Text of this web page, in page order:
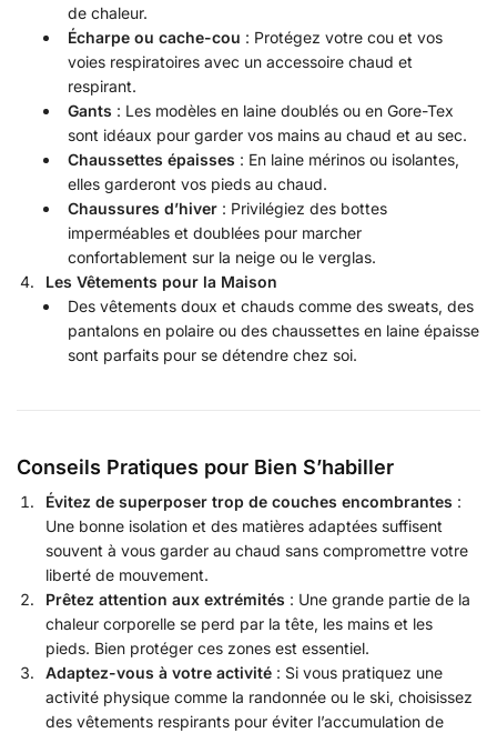
de chaleur.
Écharpe ou cache-cou : Protégez votre cou et vos
voies respiratoires avec un accessoire chaud et
respirant.
Gants : Les modèles en laine doublés ou en Gore-Tex
sont idéaux pour garder vos mains au chaud et au sec.
Chaussettes épaisses : En laine mérinos ou isolantes,
elles garderont vos pieds au chaud.
Chaussures d’hiver : Privilégiez des bottes
imperméables et doublées pour marcher
confortablement sur la neige ou le verglas.
Les Vêtements pour la Maison
Des vêtements doux et chauds comme des sweats, des
pantalons en polaire ou des chaussettes en laine épaisse
sont parfaits pour se détendre chez soi.
Conseils Pratiques pour Bien S’habiller
Évitez de superposer trop de couches encombrantes :
Une bonne isolation et des matières adaptées suffisent
souvent à vous garder au chaud sans compromettre votre
liberté de mouvement.
Prêtez attention aux extrémités : Une grande partie de la
chaleur corporelle se perd par la tête, les mains et les
pieds. Bien protéger ces zones est essentiel.
Adaptez-vous à votre activité : Si vous pratiquez une
activité physique comme la randonnée ou le ski, choisissez
des vêtements respirants pour éviter l’accumulation de